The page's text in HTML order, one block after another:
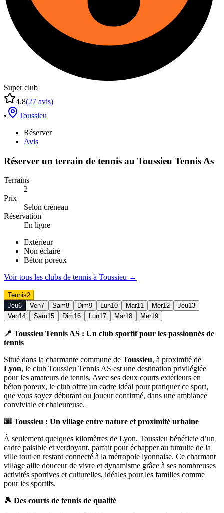
Super club
4.8(27 avis)
•
Toussieu
Réserver
Avis
Réserver un terrain de tennis au Toussieu Tennis As
Terrains
2
Prix
Selon créneau
Réservation
En ligne
Extérieur
Non éclairé
Béton poreux
Voir tous les clubs de tennis à Toussieu →
Tennis2
Jeu6 Ven7 Sam8 Dim9 Lun10 Mar11 Mer12 Jeu13
Ven14 Sam15 Dim16 Lun17 Mar18 Mer19
📍 Toussieu Tennis AS : Un club sportif pour les passionnés de
tennis
Situé dans la charmante commune de Toussieu, à proximité de
Lyon, le club Toussieu Tennis AS est une destination privilégiée
pour les amateurs de tennis. Avec ses deux courts extérieurs en
béton poreux, le club offre un cadre idéal pour pratiquer ce sport,
que vous soyez débutant ou joueur confirmé, dans une ambiance
conviviale et chaleureuse.
🌆 Toussieu : Un village entre nature et proximité urbaine
À seulement quelques kilomètres de Lyon, Toussieu bénéficie d’un
cadre paisible et verdoyant, parfait pour échapper au tumulte de la
ville tout en restant connecté à la métropole lyonnaise. Ce charmant
village allie douceur de vivre et dynamisme grâce à ses nombreuses
activités sportives et culturelles, idéales pour les familles comme
pour les sportifs.
🎾 Des courts de tennis de qualité